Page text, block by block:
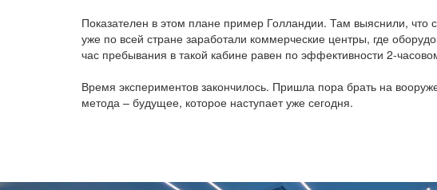
Показателен в этом плане пример Голландии. Там выяснили, что
уже по всей стране заработали коммерческие центры, где
час пребывания в такой кабине равен по эффективности 2-
Время экспериментов закончилось. Пришла пора брать на
метода – будущее, которое наступает уже сегодня.